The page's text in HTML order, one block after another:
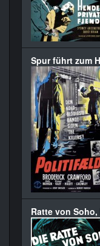
Spur führt zum
Ratte von Soho,